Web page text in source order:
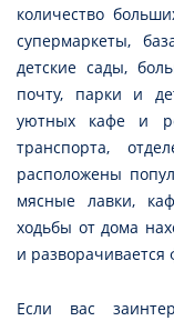
количество
супермаркеты,
детские сады,
почту, парки и
уютных кафе и
транспорта,
расположены
мясные лавки,
ходьбы от дома
и
Если вас